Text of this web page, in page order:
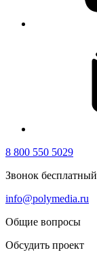
8 800 550 5029
Звонок бесплатный
info@polymedia.ru
Общие вопросы
Обсудить проект